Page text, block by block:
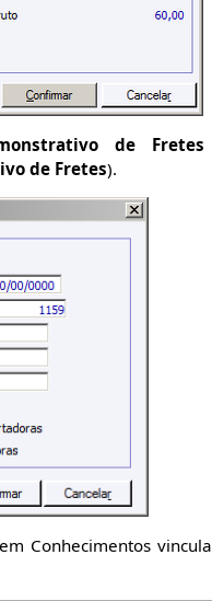
de Fretes
de Fretes).
Conhecimentos